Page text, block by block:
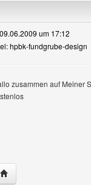
Profile
09.06.2009 um 17:12
hpbk-fundgrube-design
zusammen auf Meiner
Website dieses